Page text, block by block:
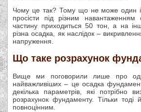
Чому це так? Тому що не може один
просісти під різним
частину приходиться 50 тон, а на
різна осадка, як наслідок –
напруження.
Що таке розрахунок
Вище ми поговорили лише про
найважливіших – це осадка
декілька параметрів, які потрібно
розрахунок фундаменту. Тільки тоді
повноцінним.